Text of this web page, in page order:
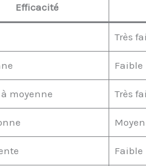
Efficacité
Très
Faible
moyenne Très
Moyen
Faible